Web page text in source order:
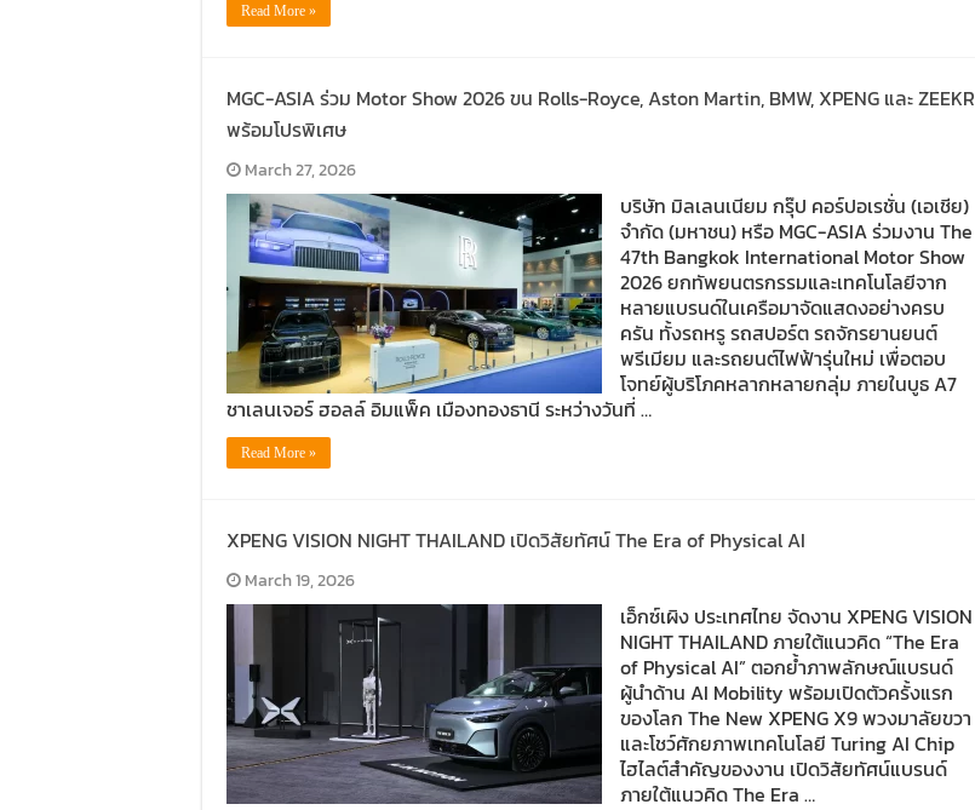
Read More »
MGC-ASIA ร่วม Motor Show 2026 ขน Rolls-Royce, Aston Martin, BMW, XPENG และ ZEEKR
พร้อมโปรพิเศษ
March 27, 2026
บริษัท มิลเลนเนียม กรุ๊ป คอร์ปอเรชั่น (เอเชีย)
จำกัด (มหาชน) หรือ MGC-ASIA ร่วมงาน The
47th Bangkok International Motor Show
2026 ยกทัพยนตรกรรมและเทคโนโลยีจาก
หลายแบรนด์ในเครือมาจัดแสดงอย่างครบ
ครัน ทั้งรถหรู รถสปอร์ต รถจักรยานยนต์
พรีเมียม และรถยนต์ไฟฟ้ารุ่นใหม่ เพื่อตอบ
โจทย์ผู้บริโภคหลากหลายกลุ่ม ภายในบูธ A7
ชาเลนเจอร์ ฮอลล์ อิมแพ็ค เมืองทองธานี ระหว่างวันที่ …
Read More »
XPENG VISION NIGHT THAILAND เปิดวิสัยทัศน์ The Era of Physical AI
March 19, 2026
เอ็กซ์เผิง ประเทศไทย จัดงาน XPENG VISION
NIGHT THAILAND ภายใต้แนวคิด “The Era
of Physical AI” ตอกย้ำภาพลักษณ์แบรนด์
ผู้นำด้าน AI Mobility พร้อมเปิดตัวครั้งแรก
ของโลก The New XPENG X9 พวงมาลัยขวา
และโชว์ศักยภาพเทคโนโลยี Turing AI Chip
ไฮไลต์สำคัญของงาน เปิดวิสัยทัศน์แบรนด์
ภายใต้แนวคิด The Era …